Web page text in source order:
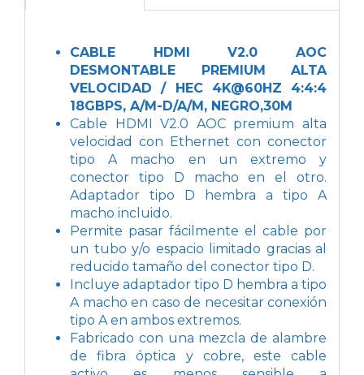
CABLE HDMI V2.0 AOC
DESMONTABLE PREMIUM ALTA
VELOCIDAD / HEC 4K@60HZ 4:4:4
18GBPS, A/M-D/A/M, NEGRO,30M
Cable HDMI V2.0 AOC premium alta
velocidad con Ethernet con conector
tipo A macho en un extremo y
conector tipo D macho en el otro.
Adaptador tipo D hembra a tipo A
macho incluido.
Permite pasar fácilmente el cable por
un tubo y/o espacio limitado gracias al
reducido tamaño del conector tipo D.
Incluye adaptador tipo D hembra a tipo
A macho en caso de necesitar conexión
tipo A en ambos extremos.
Fabricado con una mezcla de alambre
de fibra óptica y cobre, este cable